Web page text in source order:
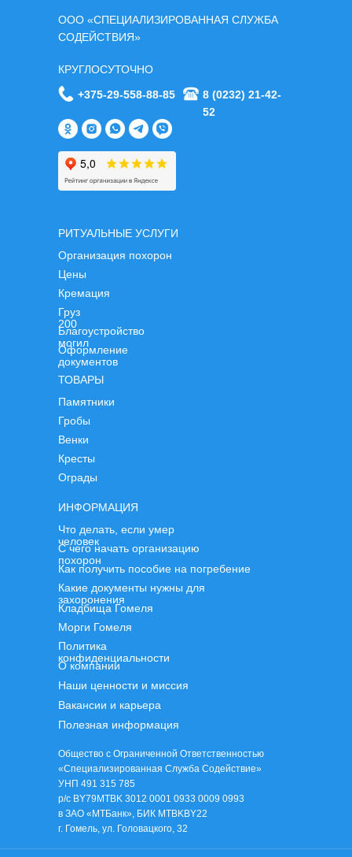
ООО «СПЕЦИАЛИЗИРОВАННАЯ СЛУЖБА
СОДЕЙСТВИЯ»
Общество с Ограниченной Ответственностью
«Специализированная Служба Содействие»
УНП 491 315 785
р/с BY79MTBK 3012 0001 0933 0009 0993
в ЗАО «МТБанк», БИК MTBKBY22
г. Гомель, ул. Головацкого, 32
РИТУАЛЬНЫЕ УСЛУГИ
ТОВАРЫ
ИНФОРМАЦИЯ
КРУГЛОСУТОЧНО
Организация похорон
Цены
Кремация
Груз
200
Благоустройство
могил
Оформление
документов
Памятники
Гробы
Венки
Кресты
Ограды
Что делать, если умер
человек
С чего начать организацию
похорон
Какие документы нужны для
захоронения
Как получить пособие на погребение
Морги Гомеля
Кладбища Гомеля
+375-29-558-88-85
8 (0232) 21-42-
52
Политика
конфиденциальности
О компании
Наши ценности и миссия
Вакансии и карьера
Полезная информация